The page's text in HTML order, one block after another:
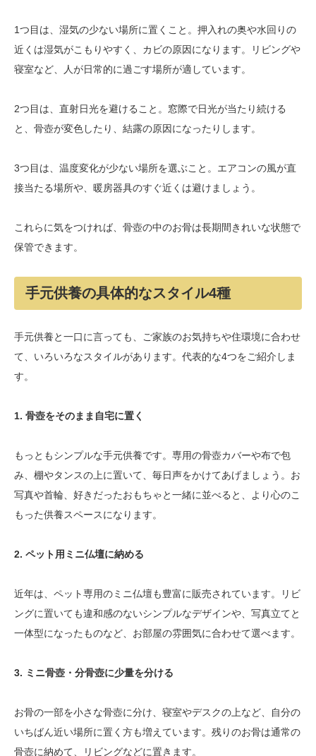
1つ目は、湿気の少ない場所に置くこと。押入れの奥や水回りの
近くは湿気がこもりやすく、カビの原因になります。リビングや
寝室など、人が日常的に過ごす場所が適しています。
2つ目は、直射日光を避けること。窓際で日光が当たり続ける
と、骨壺が変色したり、結露の原因になったりします。
3つ目は、温度変化が少ない場所を選ぶこと。エアコンの風が直
接当たる場所や、暖房器具のすぐ近くは避けましょう。
これらに気をつければ、骨壺の中のお骨は長期間きれいな状態で
保管できます。
手元供養の具体的なスタイル4種
手元供養と一口に言っても、ご家族のお気持ちや住環境に合わせ
て、いろいろなスタイルがあります。代表的な4つをご紹介しま
す。
1. 骨壺をそのまま自宅に置く
もっともシンプルな手元供養です。専用の骨壺カバーや布で包
み、棚やタンスの上に置いて、毎日声をかけてあげましょう。お
写真や首輪、好きだったおもちゃと一緒に並べると、より心のこ
もった供養スペースになります。
2. ペット用ミニ仏壇に納める
近年は、ペット専用のミニ仏壇も豊富に販売されています。リビ
ングに置いても違和感のないシンプルなデザインや、写真立てと
一体型になったものなど、お部屋の雰囲気に合わせて選べます。
3. ミニ骨壺・分骨壺に少量を分ける
お骨の一部を小さな骨壺に分け、寝室やデスクの上など、自分の
いちばん近い場所に置く方も増えています。残りのお骨は通常の
骨壺に納めて、リビングなどに置きます。